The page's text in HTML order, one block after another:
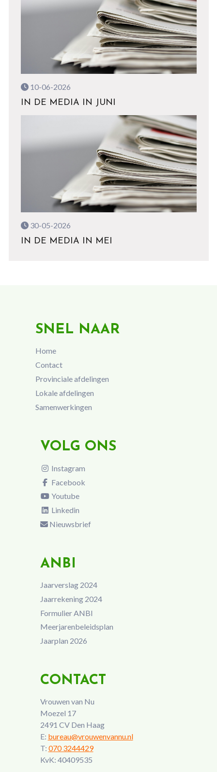
10-06-2026
IN DE MEDIA IN JUNI
30-05-2026
IN DE MEDIA IN MEI
SNEL NAAR
Home
Contact
Provinciale afdelingen
Lokale afdelingen
Samenwerkingen
VOLG ONS
Instagram
Facebook
Youtube
Linkedin
Nieuwsbrief
ANBI
Jaarverslag 2024
Jaarrekening 2024
Formulier ANBI
Meerjarenbeleidsplan
Jaarplan 2026
CONTACT
Vrouwen van Nu
Moezel 17
2491 CV Den Haag
E: bureau@vrouwenvannu.nl
T: 070 3244429
KvK: 40409535